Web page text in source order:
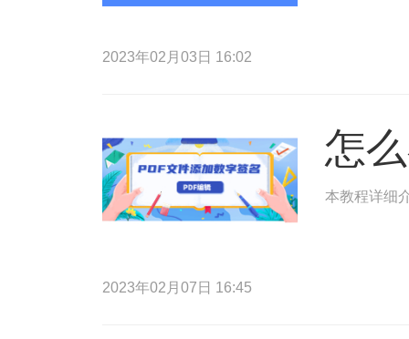
2023年02月03日 16:02
怎
本教程详细
2023年02月07日 16:45